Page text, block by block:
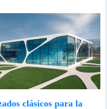
clásicos para la